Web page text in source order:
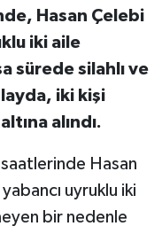
Hasan Çelebi
iki aile
sürede silahlı ve
iki kişi
alındı.
Hasan
uyruklu iki
bir nedenle